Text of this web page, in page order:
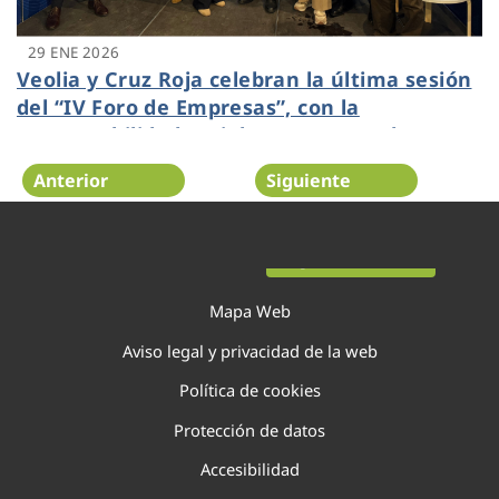
29 ENE 2026
Veolia y Cruz Roja celebran la última sesión
del “IV Foro de Empresas”, con la
responsabilidad social como motor de
desarrollo en los territorios
Anterior Siguiente
Mapa Web
Aviso legal y privacidad de la web
Política de cookies
Protección de datos
Accesibilidad